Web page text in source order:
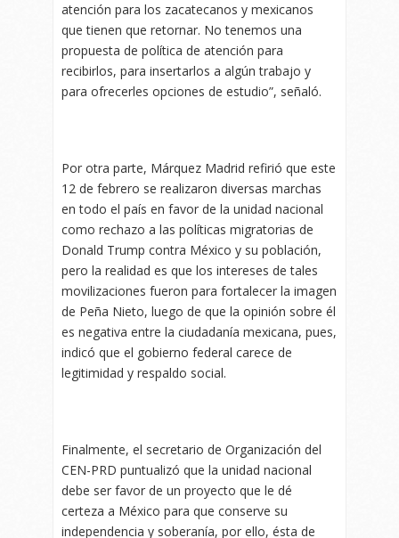
atención para los zacatecanos y mexicanos
que tienen que retornar. No tenemos una
propuesta de política de atención para
recibirlos, para insertarlos a algún trabajo y
para ofrecerles opciones de estudio”, señaló.
Por otra parte, Márquez Madrid refirió que este
12 de febrero se realizaron diversas marchas
en todo el país en favor de la unidad nacional
como rechazo a las políticas migratorias de
Donald Trump contra México y su población,
pero la realidad es que los intereses de tales
movilizaciones fueron para fortalecer la imagen
de Peña Nieto, luego de que la opinión sobre él
es negativa entre la ciudadanía mexicana, pues,
indicó que el gobierno federal carece de
legitimidad y respaldo social.
Finalmente, el secretario de Organización del
CEN-PRD puntualizó que la unidad nacional
debe ser favor de un proyecto que le dé
certeza a México para que conserve su
independencia y soberanía, por ello, ésta de